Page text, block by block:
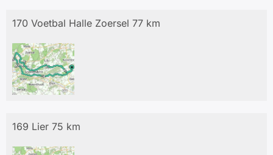
170 Voetbal Halle Zoersel 77 km
169 Lier 75 km